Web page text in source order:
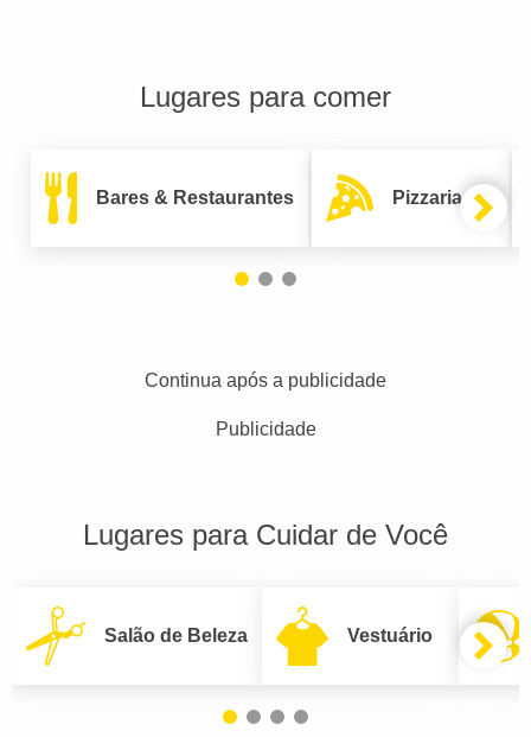
Lugares para comer
Bares & Restaurantes Pizzarias
Continua após a publicidade
Publicidade
Lugares para Cuidar de Você
Salão de Beleza Vestuário